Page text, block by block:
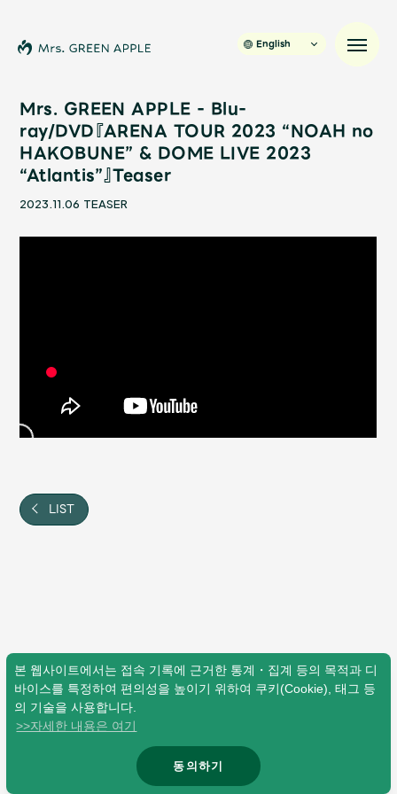
본 웹사이트에서는 접속 기록에 근거한 통계・집계 등의 목적과 디
바이스를 특정하여 편의성을 높이기 위하여 쿠키(Cookie), 태그 등
의 기술을 사용합니다.
>>자세한 내용은 여기
동의하기
News
Schedule
OFFICIAL STORE
新規入会
English
Mrs. GREEN APPLE - Blu-
ray/DVD『ARENA TOUR 2023 “NOAH no
HAKOBUNE” & DOME LIVE 2023
“Atlantis”』Teaser
2023.11.06 TEASER
LIST
© Mrs. GREEN APPLE All Rights Reserved.